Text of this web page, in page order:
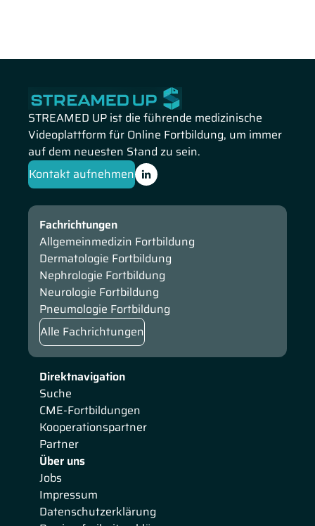
STREAMED UP ist die führende medizinische
Videoplattform für Online Fortbildung, um immer
auf dem neuesten Stand zu sein.
Kontakt aufnehmen
Direktnavigation
Suche
CME-Fortbildungen
Kooperationspartner
Partner
Über uns
Jobs
Impressum
Datenschutzerklärung
Fachrichtungen
Allgemeinmedizin Fortbildung
Dermatologie Fortbildung
Nephrologie Fortbildung
Neurologie Fortbildung
Pneumologie Fortbildung
Alle Fachrichtungen